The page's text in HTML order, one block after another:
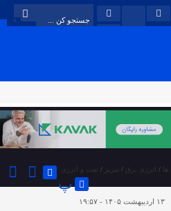
ها / انرژی برق / تبریز / نفت و انرژی
پ
۱۳ اردیبهشت ۱۴۰۵ - ۱۹:۵۷